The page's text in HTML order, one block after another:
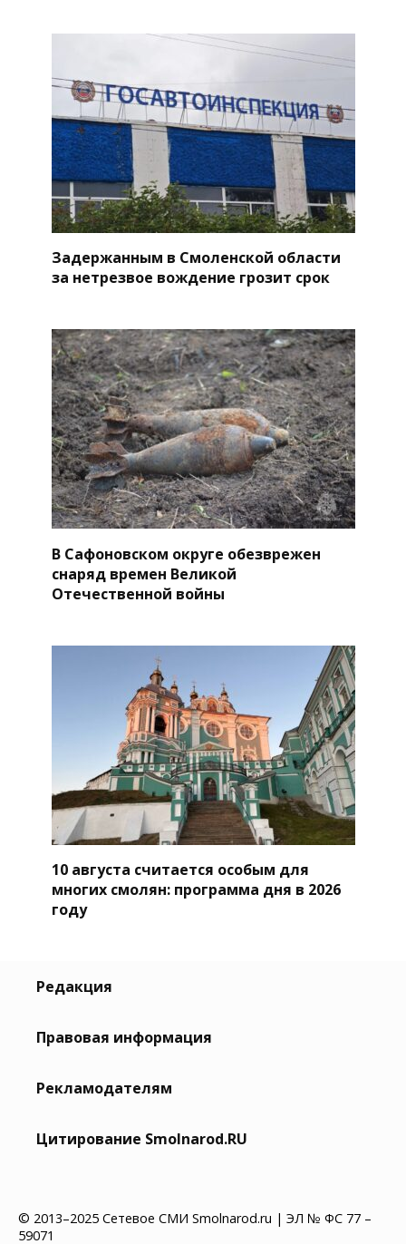
Задержанным в Смоленской области
за нетрезвое вождение грозит срок
В Сафоновском округе обезврежен
снаряд времен Великой
Отечественной войны
10 августа считается особым для
многих смолян: программа дня в 2026
году
Редакция
Правовая информация
Рекламодателям
Цитирование Smolnarod.RU
© 2013–2025 Сетевое СМИ Smolnarod.ru | ЭЛ № ФС 77 –
59071